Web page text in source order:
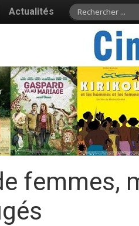
Actualités
femmes,